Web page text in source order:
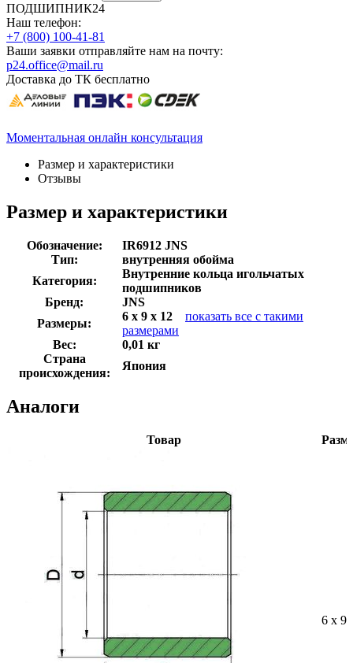
ПОДШИПНИК24
Наш телефон:
+7 (800) 100-41-81
Ваши заявки отправляйте нам на почту:
p24.office@mail.ru
Доставка до ТК бесплатно
Моментальная онлайн консультация
Размер и характеристики
Отзывы
Размер и характеристики
Обозначение:
IR6912 JNS
Тип:
внутренняя обойма
Категория:
Внутренние кольца игольчатых
подшипников
Бренд:
JNS
Размеры:
6 x 9 x 12
показать все с такими
размерами
Вес:
0,01 кг
Страна
происхождения:
Япония
Аналоги
Товар
6 x 9